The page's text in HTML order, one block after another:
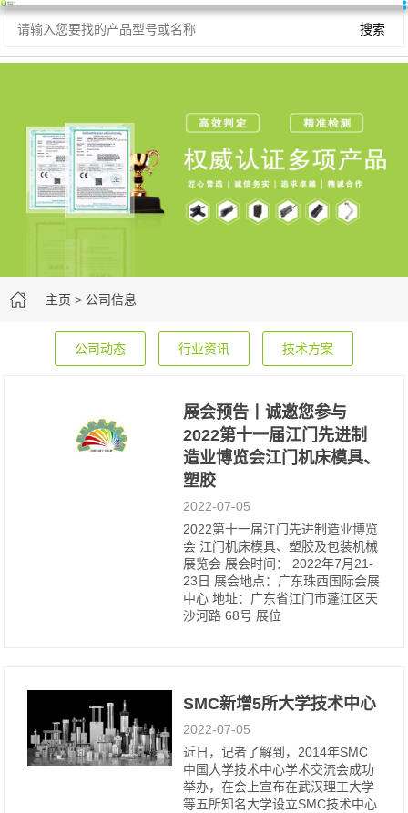
主页 > 公司信息
公司动态 行业资讯 技术方案
展会预告丨诚邀您参与
2022第十一届江门先进制
造业博览会江门机床模具、
塑胶
2022-07-05
2022第十一届江门先进制造业博览
会 江门机床模具、塑胶及包装机械
展览会 展会时间： 2022年7月21-
23日 展会地点：广东珠西国际会展
中心 地址：广东省江门市蓬江区天
沙河路 68号 展位
SMC新增5所大学技术中心
2022-07-05
近日，记者了解到，2014年SMC
中国大学技术中心学术交流会成功
举办，在会上宣布在武汉理工大学
等五所知名大学设立SMC技术中心